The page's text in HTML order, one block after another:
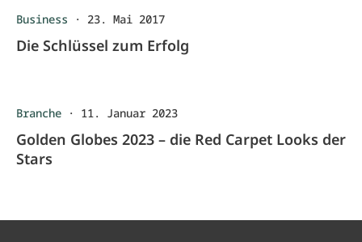
Business · 23. Mai 2017
Die Schlüssel zum Erfolg
Branche · 11. Januar 2023
Golden Globes 2023 – die Red Carpet Looks der
Stars